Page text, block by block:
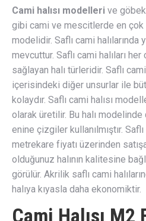
Cami halısı modelleri ve
gibi cami ve mescitlerde en çok
modelidir. Saflı cami
mevcuttur. Saflı cami halıları
sağlayan halı türleridir. Saflı cami
içerisindeki diğer unsurlar ile
kolaydır. Saflı cami halısı
olarak üretilir. Bu halı
enine çizgiler kullanılmıştır.
metrekare fiyatı üzerinden
olduğunuz halının kalitesine
görülür. Akrilik saflı cami
halıya kıyasla daha ekonomiktir.
Cami Halısı M2